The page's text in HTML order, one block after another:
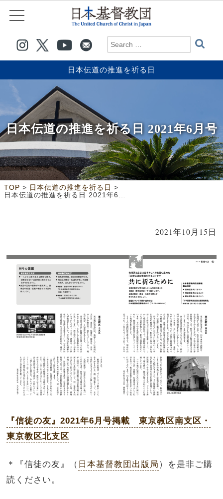
日本伝道の推進を祈る日
日本伝道の推進を祈る日 2021年6月号
TOP > 日本伝道の推進を祈る日 >
2021年10月15日
『信徒の友』2021年6月号掲載 東京教区南支区・
東京教区北支区
＊『信徒の友』（ 日本基督教団出版局 ）を是非ご購
読ください。